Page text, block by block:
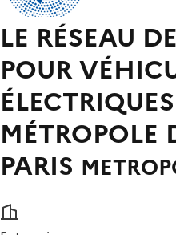
LE RÉSEAU
POUR
MÉTROPOLE
PARIS